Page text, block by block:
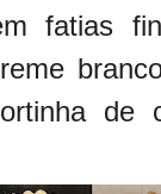
fatias
de